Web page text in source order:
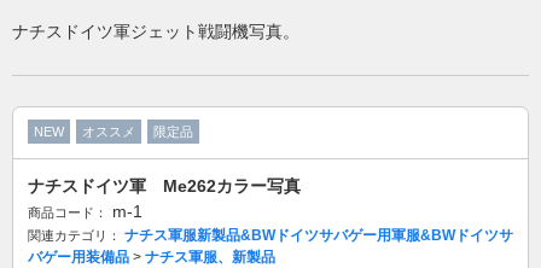
ナチスドイツ軍ジェット戦闘機写真。
NEW オススメ 限定品
ナチスドイツ軍 Me262カラー写真
商品コード： m-1
関連カテゴリ：
ナチス軍服新製品&BWドイツサバゲー用軍服&BWドイツサ
バゲー用装備品 > ナチス軍服、新製品